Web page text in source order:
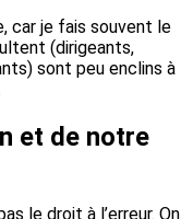
car je fais souvent le
(dirigeants,
sont peu enclins à
et de notre
le droit à l’erreur. On